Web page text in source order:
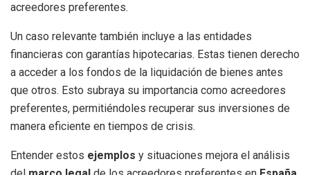
acreedores preferentes.
Un caso relevante también incluye a las entidades
financieras con garantías hipotecarias. Estas tienen derecho
a acceder a los fondos de la liquidación de bienes antes
que otros. Esto subraya su importancia como acreedores
preferentes, permitiéndoles recuperar sus inversiones de
manera eficiente en tiempos de crisis.
Entender estos ejemplos y situaciones mejora el análisis